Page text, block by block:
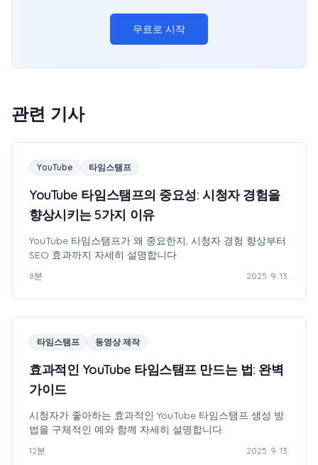
무료로 시작
관련 기사
YouTube 타임스탬프
YouTube 타임스탬프의 중요성: 시청자 경험을
향상시키는 5가지 이유
YouTube 타임스탬프가 왜 중요한지, 시청자 경험 향상부터
SEO 효과까지 자세히 설명합니다.
8분 2025. 9. 13.
타임스탬프 동영상 제작
효과적인 YouTube 타임스탬프 만드는 법: 완벽
가이드
시청자가 좋아하는 효과적인 YouTube 타임스탬프 생성 방
법을 구체적인 예와 함께 자세히 설명합니다.
12분 2025. 9. 13.